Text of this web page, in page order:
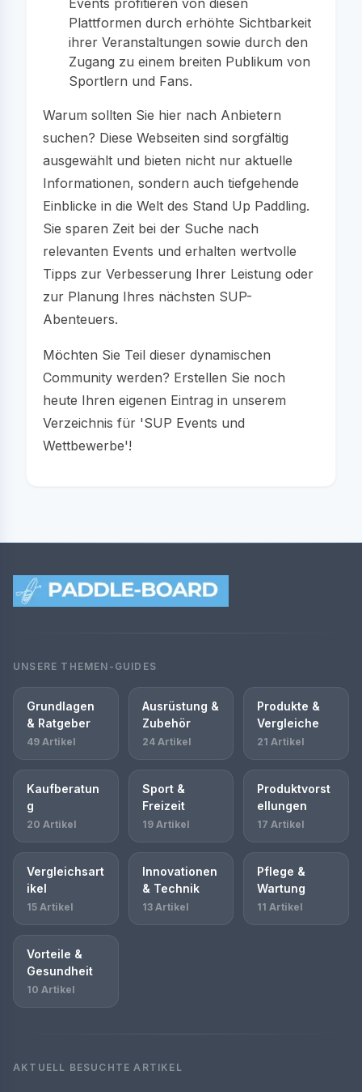
Plattformen durch erhöhte Sichtbarkeit
ihrer Veranstaltungen sowie durch den
Zugang zu einem breiten Publikum von
Sportlern und Fans.
Warum sollten Sie hier nach Anbietern
suchen? Diese Webseiten sind sorgfältig
ausgewählt und bieten nicht nur aktuelle
Informationen, sondern auch tiefgehende
Einblicke in die Welt des Stand Up Paddling.
Sie sparen Zeit bei der Suche nach
relevanten Events und erhalten wertvolle
Tipps zur Verbesserung Ihrer Leistung oder
zur Planung Ihres nächsten SUP-
Abenteuers.
Möchten Sie Teil dieser dynamischen
Community werden? Erstellen Sie noch
heute Ihren eigenen Eintrag in unserem
Verzeichnis für 'SUP Events und
Wettbewerbe'!
UNSERE THEMEN-GUIDES
Grundlagen
& Ratgeber
49 Artikel
Ausrüstung &
Zubehör
24 Artikel
Produkte &
Vergleiche
21 Artikel
Kaufberatun
g
20 Artikel
Sport &
Freizeit
19 Artikel
Produktvorst
ellungen
17 Artikel
Vergleichsart
ikel
15 Artikel
Innovationen
& Technik
13 Artikel
Pflege &
Wartung
11 Artikel
Vorteile &
Gesundheit
10 Artikel
AKTUELL BESUCHTE ARTIKEL